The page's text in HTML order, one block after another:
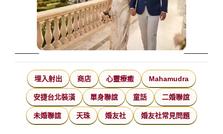
埋入射出 商店 心靈療癒 Mahamudra
安捷台北裝潢 單身聯誼 童話 二婚聯誼
未婚聯誼 天珠 婚友社 婚友社常見問題